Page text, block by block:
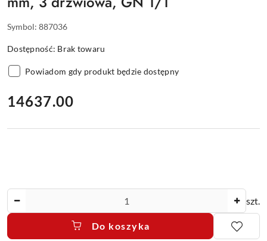
Symbol: 887036
Dostępność: Brak towaru
Powiadom gdy produkt będzie dostępny
cena:
14637.00
szt.
Do koszyka